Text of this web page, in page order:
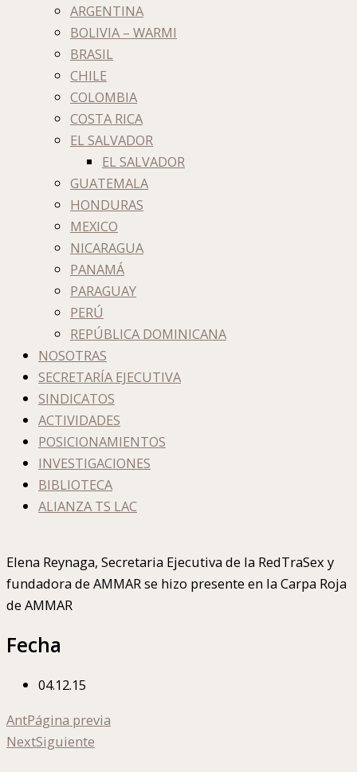
ARGENTINA
BOLIVIA – WARMI
BRASIL
CHILE
COLOMBIA
COSTA RICA
EL SALVADOR
EL SALVADOR
GUATEMALA
HONDURAS
MEXICO
NICARAGUA
PANAMÁ
PARAGUAY
PERÚ
REPÚBLICA DOMINICANA
NOSOTRAS
SECRETARÍA EJECUTIVA
SINDICATOS
ACTIVIDADES
POSICIONAMIENTOS
INVESTIGACIONES
BIBLIOTECA
ALIANZA TS LAC
Elena Reynaga, Secretaria Ejecutiva de la RedTraSex y
fundadora de AMMAR se hizo presente en la Carpa Roja
de AMMAR
Fecha
04.12.15
AntPágina previa
NextSiguiente